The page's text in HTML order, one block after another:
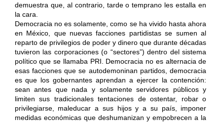
demuestra que, al contrario, tarde o temprano les estalla en
la cara.
Democracia no es solamente, como se ha vivido hasta ahora
en México, que nuevas facciones partidistas se sumen al
reparto de privilegios de poder y dinero que durante décadas
tuvieron las corporaciones (o “sectores”) dentro del sistema
político que se llamaba PRI. Democracia no es alternacia de
esas facciones que se autodemoninan partidos, democracia
es que los gobernantes aprendan a ejercer la contención:
sean antes que nada y solamente servidores públicos y
limiten sus tradicionales tentaciones de ostentar, robar o
privilegiarse, maleducar a sus hijos y a su país, imponer
medidas económicas que deshumanizan y empobrecen a la